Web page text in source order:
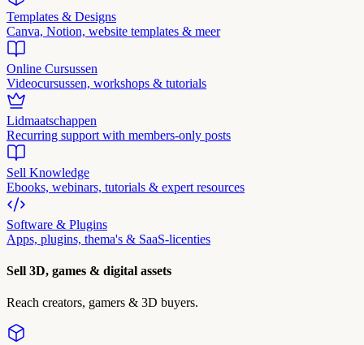
Templates & Designs
Canva, Notion, website templates & meer
Online Cursussen
Videocursussen, workshops & tutorials
Lidmaatschappen
Recurring support with members-only posts
Sell Knowledge
Ebooks, webinars, tutorials & expert resources
Software & Plugins
Apps, plugins, thema's & SaaS-licenties
Sell 3D, games & digital assets
Reach creators, gamers & 3D buyers.